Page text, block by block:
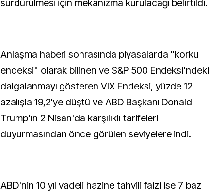
sürdürülmesi için mekanizma kurulacağı belirtildi.
Anlaşma haberi sonrasında piyasalarda "korku
endeksi" olarak bilinen ve S&P 500 Endeksi'ndeki
dalgalanmayı gösteren VIX Endeksi, yüzde 12
azalışla 19,2'ye düştü ve ABD Başkanı Donald
Trump'ın 2 Nisan'da karşılıklı tarifeleri
duyurmasından önce görülen seviyelere indi.
ABD'nin 10 yıl vadeli hazine tahvili faizi ise 7 baz